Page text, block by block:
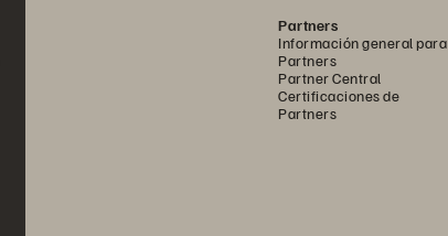
Partners
Información general para
Partners
Partner Central
Certificaciones de
Partners